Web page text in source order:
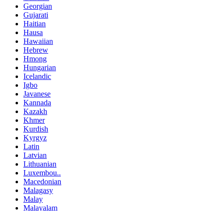
Georgian
Gujarati
Haitian
Hausa
Hawaiian
Hebrew
Hmong
Hungarian
Icelandic
Igbo
Javanese
Kannada
Kazakh
Khmer
Kurdish
Kyrgyz
Latin
Latvian
Lithuanian
Luxembou..
Macedonian
Malagasy
Malay
Malayalam